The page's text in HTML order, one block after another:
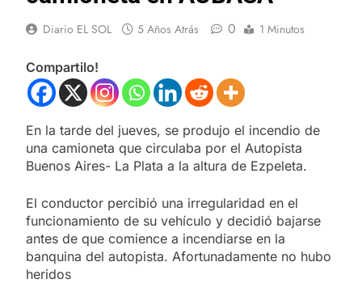
Diario EL SOL 5 Años Atrás 0 1 Minutos
Compartilo!
En la tarde del jueves, se produjo el incendio de
una camioneta que circulaba por el Autopista
Buenos Aires- La Plata a la altura de Ezpeleta.
El conductor percibió una irregularidad en el
funcionamiento de su vehículo y decidió bajarse
antes de que comience a incendiarse en la
banquina del autopista. Afortunadamente no hubo
heridos